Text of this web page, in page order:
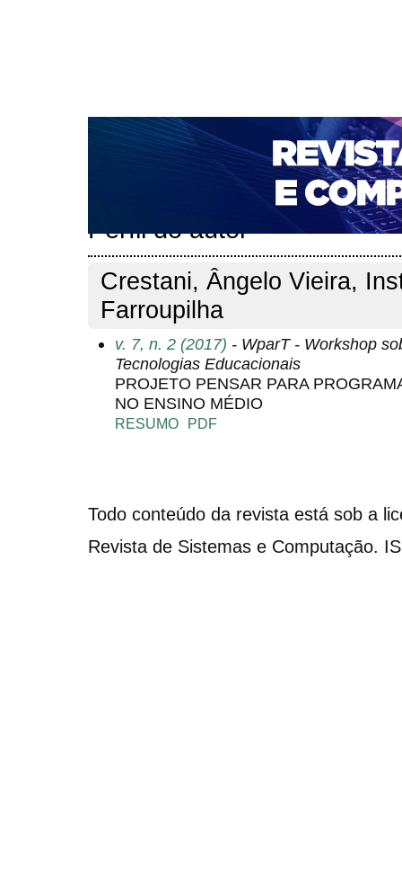
CAPA SOBRE ACESSO CADASTRO
NOTÍCIAS
PORTAL DE REVISTAS DA UNIFACS
PARA AVALIADORES
NOVA SUBMISSÃO
Perfil do autor
Crestani, Ângelo Vieira,
Farroupilha
v. 7, n. 2 (2017) - WparT - Workshop
Tecnologias Educacionais
PROJETO PENSAR PARA
NO ENSINO MÉDIO
RESUMO PDF
Todo conteúdo da revista está sob a
Revista de Sistemas e Computação.